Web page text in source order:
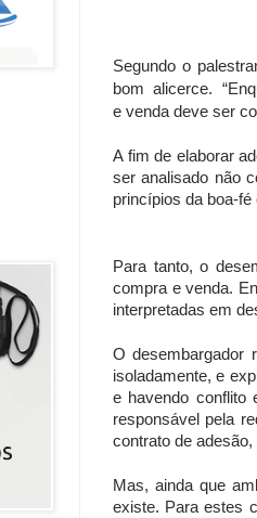
Segundo o
bom alicerce.
e venda deve ser
A fim de elaborar
ser analisado não
princípios da boa-fé
Para tanto, o
compra e venda.
interpretadas em
O desembargador
isoladamente, e
e havendo conflito
responsável pela
contrato de
Mas, ainda que
existe. Para estes